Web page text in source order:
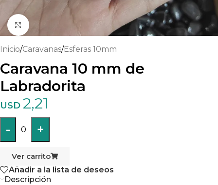
Haga clic para ampliar
Inicio/Caravanas/Esferas 10mm
Caravana 10 mm de
Labradorita
USD 2,21
- 0 +
Ver carrito
Añadir a la lista de deseos
Descripción